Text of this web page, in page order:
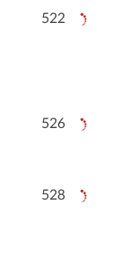
522
526
528